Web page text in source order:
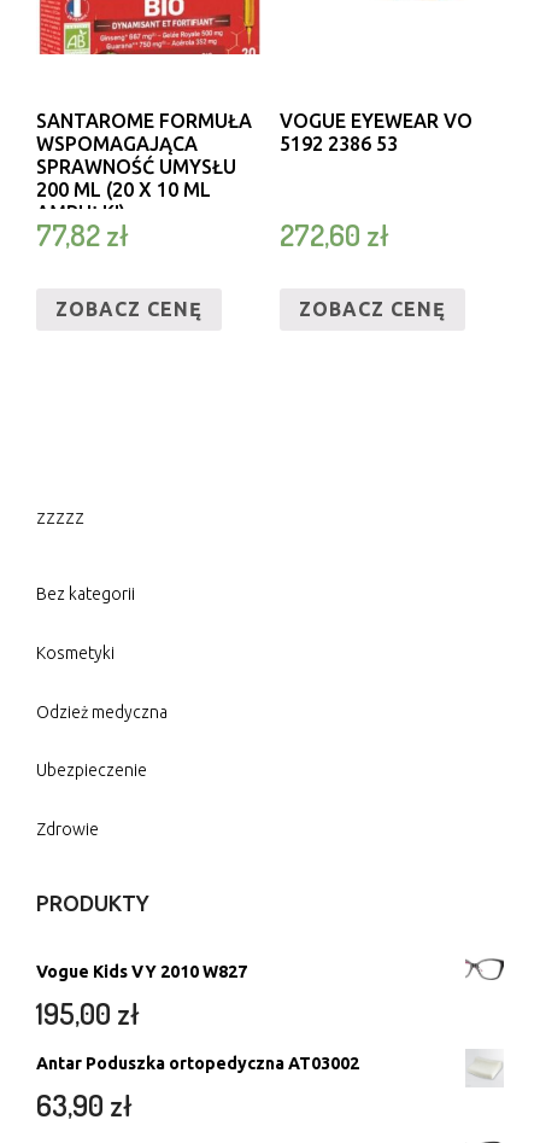
SANTAROME FORMUŁA
WSPOMAGAJĄCA
SPRAWNOŚĆ UMYSŁU
200 ML (20 X 10 ML
AMPUŁKI)
77,82zł
ZOBACZ CENĘ
VOGUE EYEWEAR VO
5192 2386 53
272,60 zł
ZOBACZ CENĘ
zzzzz
Bez kategorii
Kosmetyki
Odzież medyczna
Ubezpieczenie
Zdrowie
PRODUKTY
Vogue Kids VY 2010 W827
195,00 zł
Antar Poduszka ortopedyczna AT03002
63,90 zł